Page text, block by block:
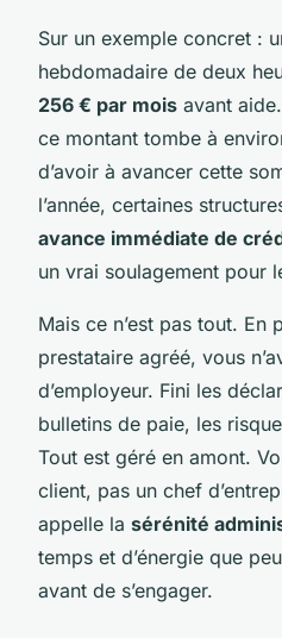
Sur un exemple concret :
hebdomadaire de deux
256 € par mois avant
ce montant tombe à
d’avoir à avancer cette
l’année, certaines
avance immédiate de
un vrai soulagement pour
Mais ce n’est pas tout. En
prestataire agréé, vous
d’employeur. Fini les
bulletins de paie, les
Tout est géré en amont.
client, pas un chef
appelle la sérénité
temps et d’énergie que
avant de s’engager.